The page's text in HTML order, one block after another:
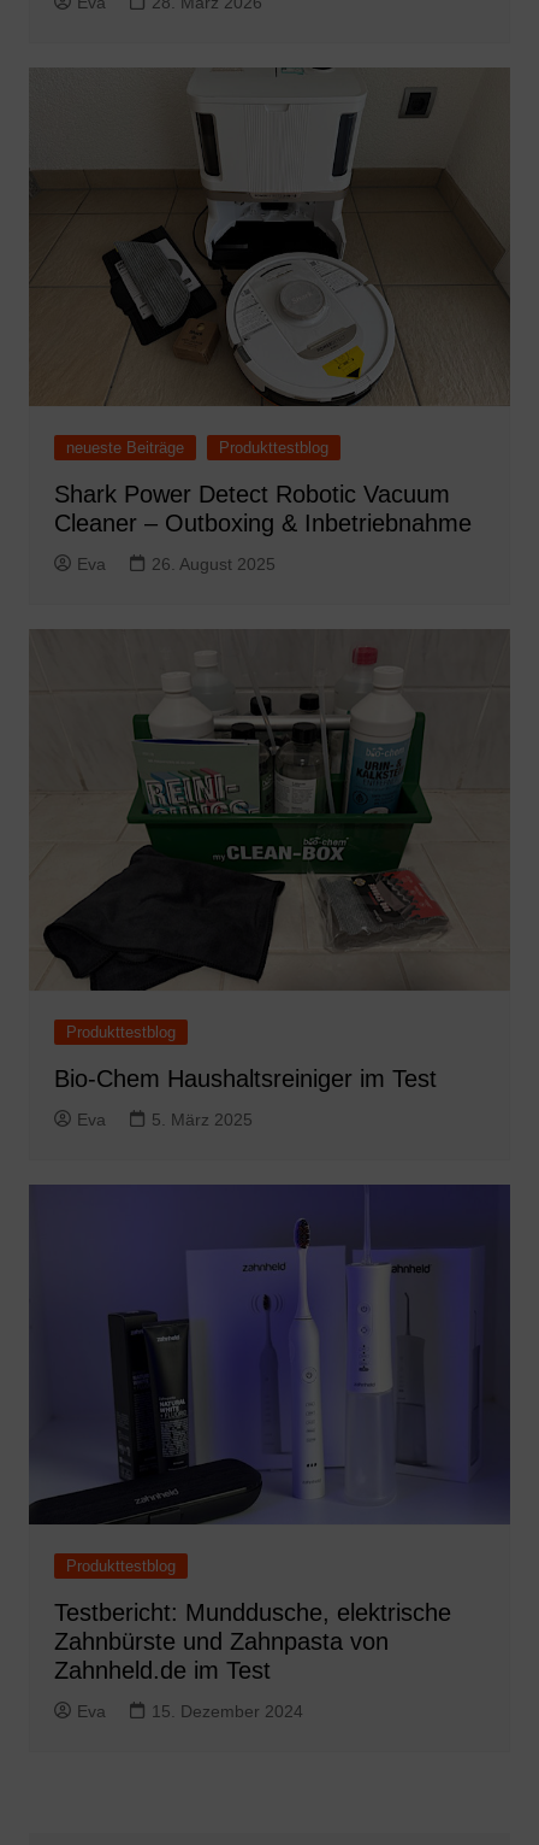
neueste Beiträge Produkttestblog
Shark Power Detect Robotic Vacuum
Cleaner – Outboxing & Inbetriebnahme
Eva 26. August 2025
Produkttestblog
Bio-Chem Haushaltsreiniger im Test
Eva 5. März 2025
Produkttestblog
Testbericht: Munddusche, elektrische
Zahnbürste und Zahnpasta von
Zahnheld.de im Test
Eva 15. Dezember 2024